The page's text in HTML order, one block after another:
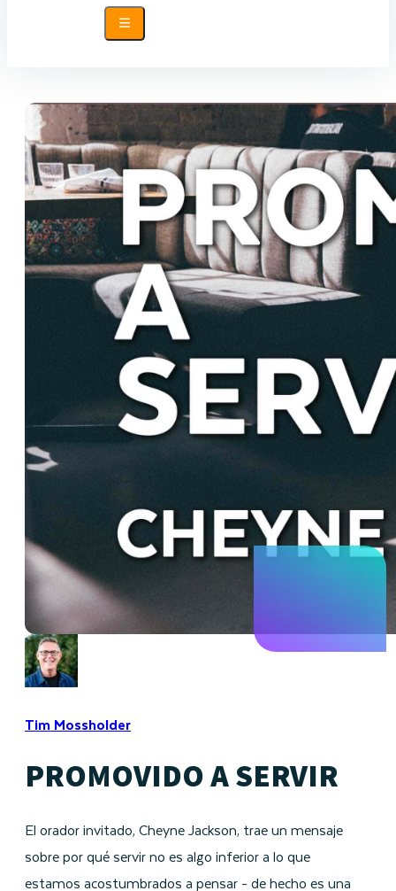
Tim Mossholder
PROMOVIDO A SERVIR
El orador invitado, Cheyne Jackson, trae un mensaje
sobre por qué servir no es algo inferior a lo que
estamos acostumbrados a pensar - de hecho es una